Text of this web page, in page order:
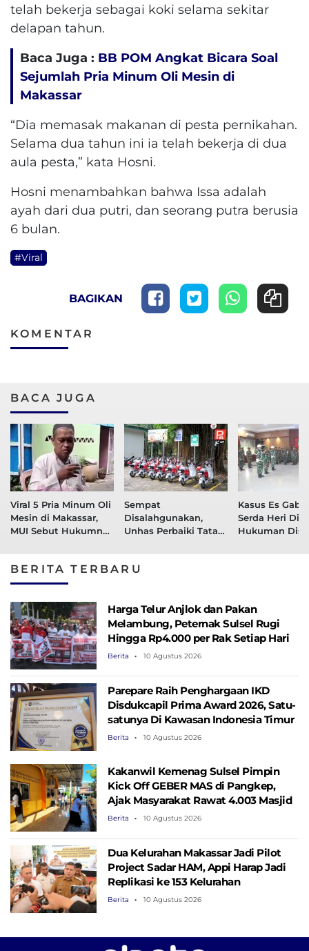
telah bekerja sebagai koki selama sekitar
delapan tahun.
Baca Juga : BB POM Angkat Bicara Soal
Sejumlah Pria Minum Oli Mesin di
Makassar
“Dia memasak makanan di pesta pernikahan.
Selama dua tahun ini ia telah bekerja di dua
aula pesta,” kata Hosni.
Hosni menambahkan bahwa Issa adalah
ayah dari dua putri, dan seorang putra berusia
6 bulan.
#Viral
BAGIKAN
KOMENTAR
BACA JUGA
Viral 5 Pria Minum Oli
Mesin di Makassar,
MUI Sebut Hukumnya
Sempat
Disalahgunakan,
Unhas Perbaiki Tata
Kasus Es
Serda Heri
Hukuman
BERITA TERBARU
Harga Telur Anjlok dan Pakan
Melambung, Peternak Sulsel Rugi
Hingga Rp4.000 per Rak Setiap Hari
Berita 10 Agustus 2026
Parepare Raih Penghargaan IKD
Disdukcapil Prima Award 2026, Satu-
satunya Di Kawasan Indonesia Timur
Berita 10 Agustus 2026
Kakanwil Kemenag Sulsel Pimpin
Kick Off GEBER MAS di Pangkep,
Ajak Masyarakat Rawat 4.003 Masjid
Berita 10 Agustus 2026
Dua Kelurahan Makassar Jadi Pilot
Project Sadar HAM, Appi Harap Jadi
Replikasi ke 153 Kelurahan
Berita 10 Agustus 2026